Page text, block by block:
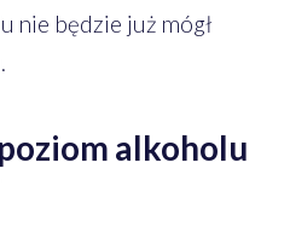
nie będzie już mógł
alkoholu